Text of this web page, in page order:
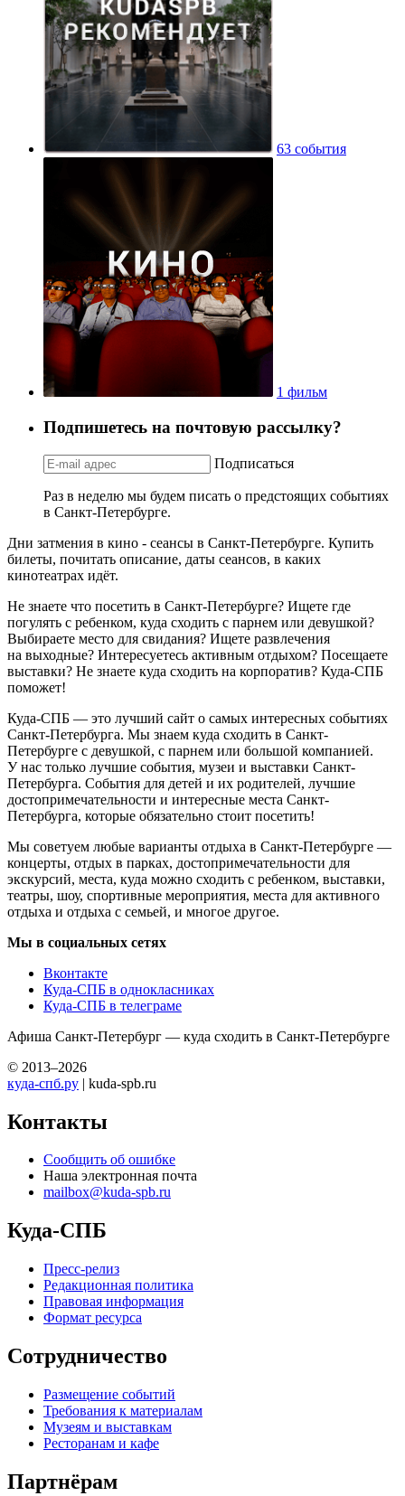
63 события
1 фильм
Подпишетесь на почтовую рассылку?
Подписаться
Раз в неделю мы будем писать о предстоящих событиях
в Санкт-Петербурге.
Дни затмения в кино - сеансы в Санкт-Петербурге. Купить
билеты, почитать описание, даты сеансов, в каких
кинотеатрах идёт.
Не знаете что посетить в Санкт-Петербурге? Ищете где
погулять с ребенком, куда сходить с парнем или девушкой?
Выбираете место для свидания? Ищете развлечения
на выходные? Интересуетесь активным отдыхом? Посещаете
выставки? Не знаете куда сходить на корпоратив? Куда-СПБ
поможет!
Куда-СПБ — это лучший сайт о самых интересных событиях
Санкт-Петербурга. Мы знаем куда сходить в Санкт-
Петербурге с девушкой, с парнем или большой компанией.
У нас только лучшие события, музеи и выставки Санкт-
Петербурга. События для детей и их родителей, лучшие
достопримечательности и интересные места Санкт-
Петербурга, которые обязательно стоит посетить!
Мы советуем любые варианты отдыха в Санкт-Петербурге —
концерты, отдых в парках, достопримечательности для
экскурсий, места, куда можно сходить с ребенком, выставки,
театры, шоу, спортивные мероприятия, места для активного
отдыха и отдыха с семьей, и многое другое.
Мы в социальных сетях
Вконтакте
Куда-СПБ в однокласниках
Куда-СПБ в телеграме
Афиша Санкт-Петербург — куда сходить в Санкт-Петербурге
© 2013–2026
куда-спб.ру | kuda-spb.ru
Контакты
Сообщить об ошибке
Наша электронная почта
mailbox@kuda-spb.ru
Куда-СПБ
Пресс-релиз
Редакционная политика
Правовая информация
Формат ресурса
Сотрудничество
Размещение событий
Требования к материалам
Музеям и выставкам
Ресторанам и кафе
Партнёрам